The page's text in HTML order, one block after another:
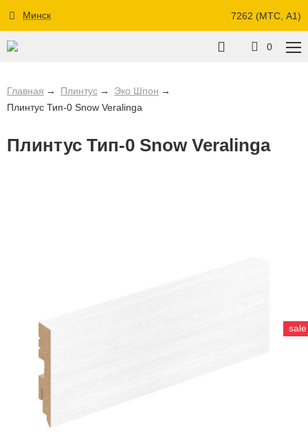
Минск 7262 (МТС, A1)
0
Главная Плинтус
Эко Шпон
Плинтус Тип-0 Snow Veralinga
Плинтус Тип-0 Snow Veralinga
sale